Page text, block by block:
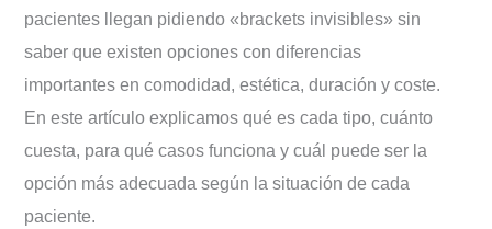
pacientes llegan pidiendo «brackets invisibles» sin
saber que existen opciones con diferencias
importantes en comodidad, estética, duración y coste.
En este artículo explicamos qué es cada tipo, cuánto
cuesta, para qué casos funciona y cuál puede ser la
opción más adecuada según la situación de cada
paciente.